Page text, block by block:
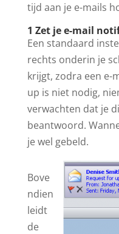
tijd aan je e-mails
1 Zet je e-mail
Een standaard
rechts onderin je
krijgt, zodra een e-
up is niet nodig,
verwachten dat je
beantwoord.
je wel gebeld.
Bove
ndien
leidt
de